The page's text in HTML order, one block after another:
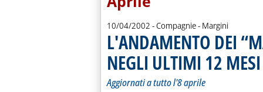
10/04/2002 - Compagnie - Margini
L'ANDAMENTO DEI
NEGLI ULTIMI 12 MESI
Aggiornati a tutto l'8 aprile